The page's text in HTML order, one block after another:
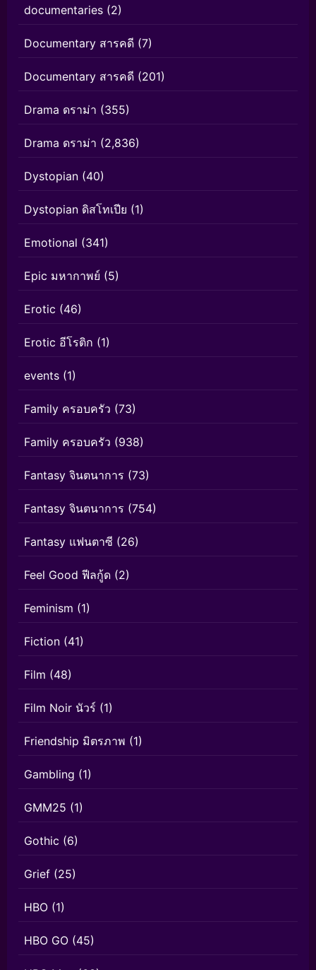
documentaries (2)
Documentary สารคดี (7)
Documentary สารคดี (201)
Drama ดราม่า (355)
Drama ดราม่า (2,836)
Dystopian (40)
Dystopian ดิสโทเปีย (1)
Emotional (341)
Epic มหากาพย์ (5)
Erotic (46)
Erotic อีโรติก (1)
events (1)
Family ครอบครัว (73)
Family ครอบครัว (938)
Fantasy จินตนาการ (73)
Fantasy จินตนาการ (754)
Fantasy แฟนตาซี (26)
Feel Good ฟีลกู้ด (2)
Feminism (1)
Fiction (41)
Film (48)
Film Noir นัวร์ (1)
Friendship มิตรภาพ (1)
Gambling (1)
GMM25 (1)
Gothic (6)
Grief (25)
HBO (1)
HBO GO (45)